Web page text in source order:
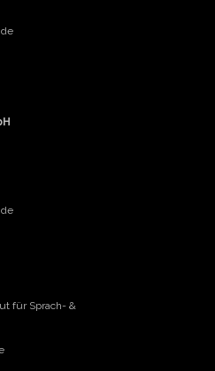
für Sprach- &